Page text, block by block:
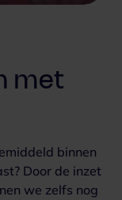
met
binnen
Door de inzet
we zelfs nog